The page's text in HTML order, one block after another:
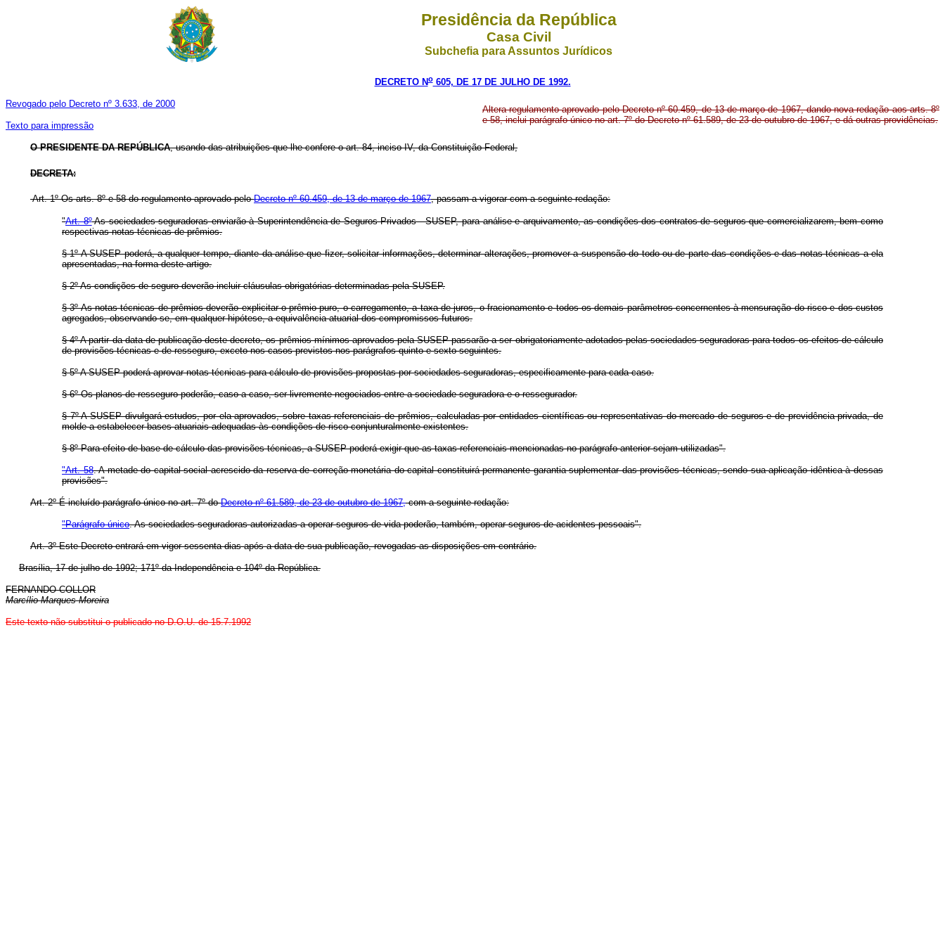
Presidência da República
Casa Civil
Subchefia para Assuntos Jurídicos
DECRETO No605, DE 17 DE JULHO DE 1992.
Revogado pelo Decreto nº 3.633, de 2000
Texto para impressão
Altera regulamento aprovado pelo Decreto nº 60.459, de 13 de março de 1967, dando nova redação aos arts. 8º
e 58, inclui parágrafo único no art. 7º do Decreto nº 61.589, de 23 de outubro de 1967, e dá outras providências.
O PRESIDENTE DA REPÚBLICA, usando das atribuições que lhe confere o art. 84, inciso IV, da Constituição Federal,
DECRETA:
Art. 1º Os arts. 8º e 58 do regulamento aprovado peloDecreto nº 60.459, de 13 de março de 1967, passam a vigorar com a seguinte redação:
"Art. 8ºAs sociedades seguradoras enviarão à Superintendência de Seguros Privados - SUSEP, para análise e arquivamento, as condições dos contratos de seguros que comercializarem, bem como
respectivas notas técnicas de prêmios.
§ 1º A SUSEP poderá, a qualquer tempo, diante da análise que fizer, solicitar informações, determinar alterações, promover a suspensão do todo ou de parte das condições e das notas técnicas a ela
apresentadas, na forma deste artigo.
§ 2º As condições de seguro deverão incluir cláusulas obrigatórias determinadas pela SUSEP.
§ 3º As notas técnicas de prêmios deverão explicitar o prêmio puro, o carregamento, a taxa de juros, o fracionamento e todos os demais parâmetros concernentes à mensuração do risco e dos custos
agregados, observando-se, em qualquer hipótese, a equivalência atuarial dos compromissos futuros.
§ 4º A partir da data de publicação deste decreto, os prêmios mínimos aprovados pela SUSEP passarão a ser obrigatoriamente adotados pelas sociedades seguradoras para todos os efeitos de cálculo
de provisões técnicas e de resseguro, exceto nos casos previstos nos parágrafos quinto e sexto seguintes.
§ 5º A SUSEP poderá aprovar notas técnicas para cálculo de provisões propostas por sociedades seguradoras, especificamente para cada caso.
§ 6º Os planos de resseguro poderão, caso a caso, ser livremente negociados entre a sociedade seguradora e o ressegurador.
§ 7º A SUSEP divulgará estudos, por ela aprovados, sobre taxas referenciais de prêmios, calculadas por entidades científicas ou representativas do mercado de seguros e de previdência privada, de
molde a estabelecer bases atuariais adequadas às condições de risco conjunturalmente existentes.
§ 8º Para efeito de base de cálculo das provisões técnicas, a SUSEP poderá exigir que as taxas referenciais mencionadas no parágrafo anterior sejam utilizadas".
"Art. 58. A metade do capital social acrescido da reserva de correção monetária do capital constituirá permanente garantia suplementar das provisões técnicas, sendo sua aplicação idêntica à dessas
provisões".
Art. 2º É incluído parágrafo único no art. 7º doDecreto nº 61.589, de 23 de outubro de 1967,com a seguinte redação:
"Parágrafo único. As sociedades seguradoras autorizadas a operar seguros de vida poderão, também, operar seguros de acidentes pessoais".
Art. 3º Este Decreto entrará em vigor sessenta dias após a data de sua publicação, revogadas as disposições em contrário.
Brasília, 17 de julho de 1992; 171º da Independência e 104º da República.
FERNANDO COLLOR
Marcílio Marques Moreira
Este texto não substitui o publicado no D.O.U. de 15.7.1992